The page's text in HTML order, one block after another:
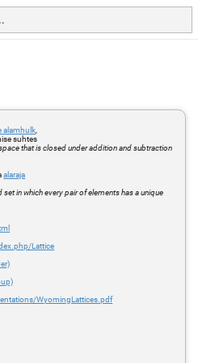
alamhulk
suhtes
that is closed under addition and subtraction
alaraja
in which every pair of elements has a unique
Lattice
WyomingLattices.pdf